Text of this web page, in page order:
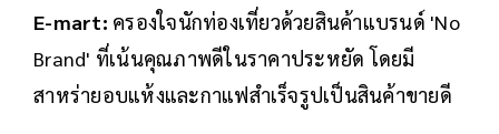
E-mart: ครองใจนักท่องเที่ยวด้วยสินค้าแบรนด์ 'No
Brand' ที่เน้นคุณภาพดีในราคาประหยัด โดยมี
สาหร่ายอบแห้งและกาแฟสำเร็จรูปเป็นสินค้าขายดี